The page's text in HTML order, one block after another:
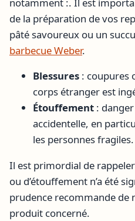
de la préparation de vos
pâté savoureux ou un
barbecue Weber.
Blessures : coupures
corps étranger est
Étouffement :
accidentelle, en
les personnes fragiles.
Il est primordial de
ou d’étouffement n’a été
prudence recommande de
produit concerné.